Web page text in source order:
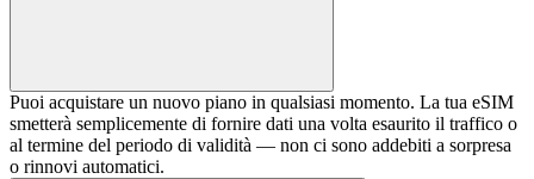
Puoi acquistare un nuovo piano in qualsiasi momento. La tua eSIM
smetterà semplicemente di fornire dati una volta esaurito il traffico o
al termine del periodo di validità — non ci sono addebiti a sorpresa
o rinnovi automatici.